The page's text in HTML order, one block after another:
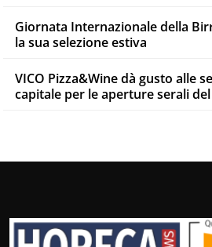
Giornata Internazionale della
la sua selezione estiva
VICO Pizza&Wine dà gusto alle
capitale per le aperture serali